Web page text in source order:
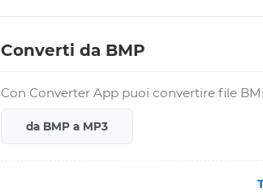
Converti da BMP
Con Converter App puoi convertire file
da BMP a MP3